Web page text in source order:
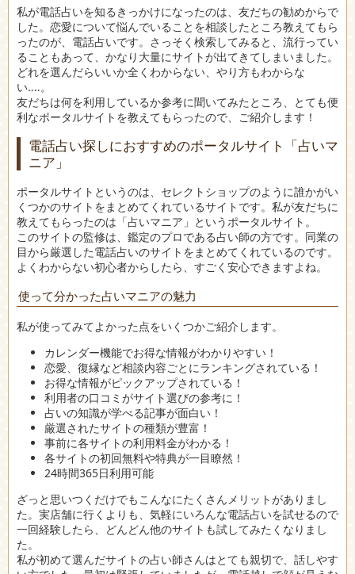
私が電話占いを知るきっかけになったのは、友だちの勧めからで
した。恋愛について悩んでいることを相談したところ教えてもら
ったのが、電話占いです。さっそく検索してみると、流行ってい
ることもあって、かなり大量にサイトが出てきてしまいました。
どれを選んだらいいか全くわからない、やり方もわからな
い‥‥。
友だちは何を利用しているか参考に聞いてみたところ、とても便
利なポータルサイトを教えてもらったので、ご紹介します！
電話占い探しにおすすめのポータルサイト「占いマ
ニア」
ポータルサイトというのは、セレクトショップのように誰かがい
くつかのサイトをまとめてくれているサイトです。私が友だちに
教えてもらったのは「占いマニア」というポータルサイト。
このサイトの監修は、鑑定のプロである占い師の方です。同業の
目から厳選した電話占いのサイトをまとめてくれているのです。
よくわからない初心者からしたら、すごく安心できますよね。
使って分かった占いマニアの魅力
私が使ってみてよかった点をいくつかご紹介します。
カレンダー機能でお得な情報がわかりやすい！
恋愛、復縁など相談内容ごとにランキングされている！
お得な情報がピックアップされている！
利用者の口コミがサイト選びの参考に！
占いの知識が学べる記事が面白い！
厳選されたサイトの種類が豊富！
事前に各サイトの利用料金がわかる！
各サイトの初回無料や特典が一目瞭然！
24時間365日利用可能
ざっと思いつくだけでもこんなにたくさんメリットがありまし
た。実店舗に行くよりも、気軽にいろんな電話占いを試せるので
一回経験したら、どんどん他のサイトも試してみたくなりまし
た。
私が初めて選んだサイトの占い師さんはとても親切で、話しやす